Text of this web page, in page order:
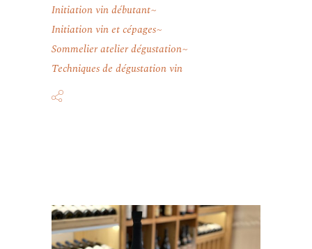
Initiation vin débutant
Initiation vin et cépages
Sommelier atelier dégustation
Techniques de dégustation vin